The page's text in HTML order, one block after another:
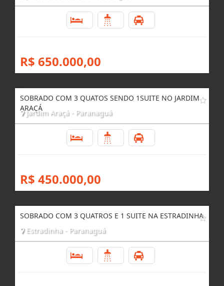
R$ 650.000,00
SOBRADO COM 3 QUATOS SENDO 1SUITE NO JARDIM
ARAÇÁ
Jardim Araçá - Paranaguá
R$ 450.000,00
SOBRADO COM 3 QUATROS E 1 SUITE NA ESTRADINHA
Estradinha - Paranaguá